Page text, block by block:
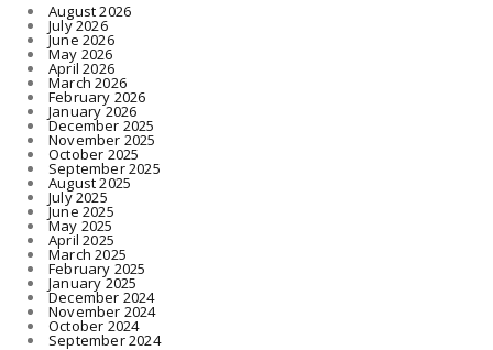
August 2026
July 2026
June 2026
May 2026
April 2026
March 2026
February 2026
January 2026
December 2025
November 2025
October 2025
September 2025
August 2025
July 2025
June 2025
May 2025
April 2025
March 2025
February 2025
January 2025
December 2024
November 2024
October 2024
September 2024